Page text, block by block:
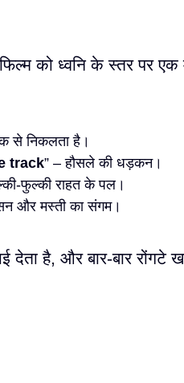
को ध्वनि के स्तर पर एक
से निकलता है।
track” – हौसले की धड़कन।
फुल्की राहत के पल।
और मस्ती का संगम।
देता है, और बार-बार रोंगटे